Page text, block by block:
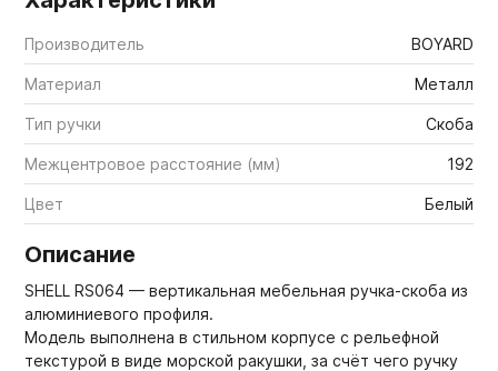
Производитель BOYARD
Материал Металл
Тип ручки Скоба
Межцентровое расстояние (мм) 192
Цвет Белый
Описание
SHELL RS064 — вертикальная мебельная ручка-скоба из
алюминиевого профиля.
Модель выполнена в стильном корпусе с рельефной
текстурой в виде морской ракушки, за счёт чего ручку